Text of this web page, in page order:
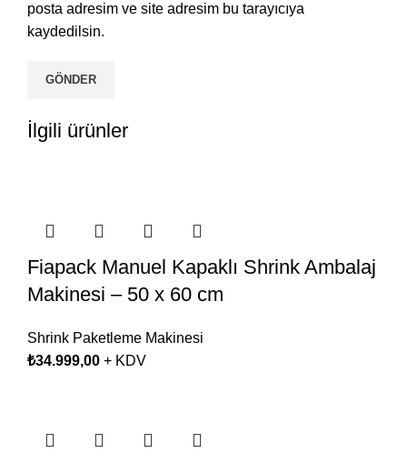
posta adresim ve site adresim bu tarayıcıya
kaydedilsin.
İlgili ürünler
Fiapack Manuel Kapaklı Shrink Ambalaj
Makinesi – 50 x 60 cm
Shrink Paketleme Makinesi
₺34.999,00 + KDV